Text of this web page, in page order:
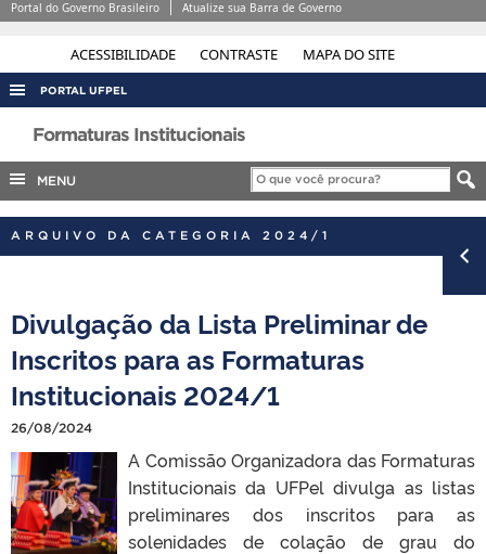
ACESSIBILIDADE CONTRASTE MAPA DO SITE
Portal do Governo Brasileiro Atualize sua Barra de Governo
PORTAL UFPEL
ACESSO À INFORMAÇÃO
AUDITORIA
COBALTO
CONCURSOS
OUVIDORIA
PORTARIAS
TELEFONES
Formaturas Institucionais
MENU
ARQUIVO DA CATEGORIA 2024/1
Divulgação da Lista Preliminar de
Inscritos para as Formaturas
Institucionais 2024/1
26/08/2024
A Comissão Organizadora das Formaturas
Institucionais da UFPel divulga as listas
preliminares dos inscritos para as
solenidades de colação de grau do